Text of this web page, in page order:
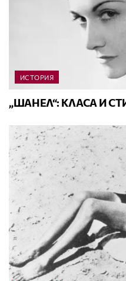
ИСТОРИЯ
„ШАНЕЛ“: КЛАСА И